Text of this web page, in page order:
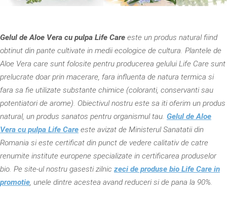
Gelul de Aloe Vera cu pulpa Life Care este un produs natural fiind
obtinut din pante cultivate in medii ecologice de cultura. Plantele de
Aloe Vera care sunt folosite pentru producerea gelului Life Care sunt
prelucrate doar prin macerare, fara influenta de natura termica si
fara sa fie utilizate substante chimice (coloranti, conservanti sau
potentiatori de arome). Obiectivul nostru este sa iti oferim un produs
natural, un produs sanatos pentru organismul tau. Gelul de Aloe
Vera cu pulpa Life Care este avizat de Ministerul Sanatatii din
Romania si este certificat din punct de vedere calitativ de catre
renumite institute europene specializate in certificarea produselor
bio. Pe site-ul nostru gasesti zilniczeci de produse bio Life Care in
promotie, unele dintre acestea avand reduceri si de pana la 90%.